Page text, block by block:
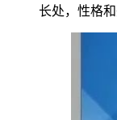
长处，性格